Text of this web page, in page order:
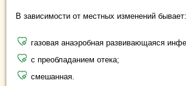
В зависимости от местных изменений бывает:
газовая анаэробная развивающаяся
с преобладанием отека;
смешанная.